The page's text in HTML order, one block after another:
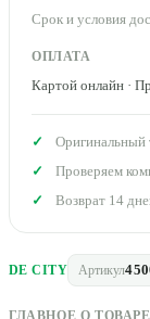
DE CITY Артикул
ГЛАВНОЕ О ТОВАРЕ
Срок и условия
ОПЛАТА
Картой онлайн ·
Оригинальный
Проверяем
Возврат 14